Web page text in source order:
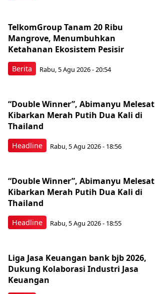
Berita
TelkomGroup Tanam 20 Ribu
Mangrove, Menumbuhkan
Ketahanan Ekosistem Pesisir
Rabu, 5 Agu 2026 - 20:54
Headline
“Double Winner”, Abimanyu Melesat
Kibarkan Merah Putih Dua Kali di
Thailand
Rabu, 5 Agu 2026 - 18:56
Headline
“Double Winner”, Abimanyu Melesat
Kibarkan Merah Putih Dua Kali di
Thailand
Rabu, 5 Agu 2026 - 18:55
Liga Jasa Keuangan bank bjb 2026,
Dukung Kolaborasi Industri Jasa
Keuangan